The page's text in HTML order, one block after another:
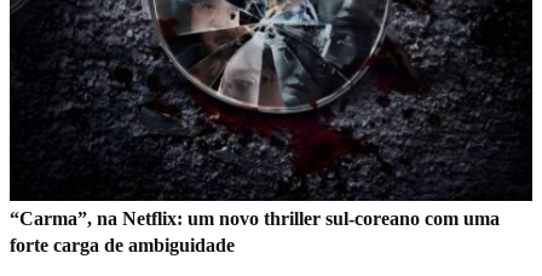
“Carma”, na Netflix: um novo thriller sul-coreano com uma
forte carga de ambiguidade